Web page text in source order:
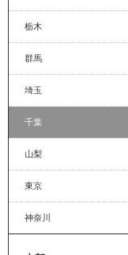
秋田
山形
栃木
群馬
埼玉
千葉
山梨
東京
神奈川